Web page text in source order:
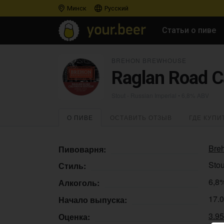
Минск Русский
Статьи о пиве
Raglan Road
О ПИВЕ
Пивоварня:
Стиль:
Алкоголь:
Начало выпуска:
Оценка: